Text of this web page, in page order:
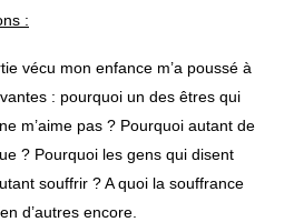
:
vécu mon enfance m’a poussé à
: pourquoi un des êtres qui
m’aime pas ? Pourquoi autant de
? Pourquoi les gens qui disent
souffrir ? A quoi la souffrance
d’autres encore.